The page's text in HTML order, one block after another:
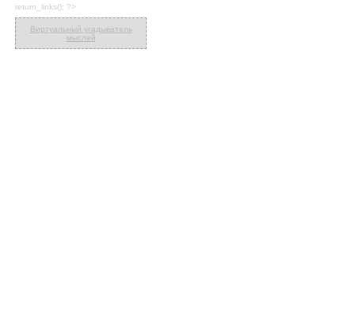
return_links(); ?>
Виртуальный угадыватель
мыслей